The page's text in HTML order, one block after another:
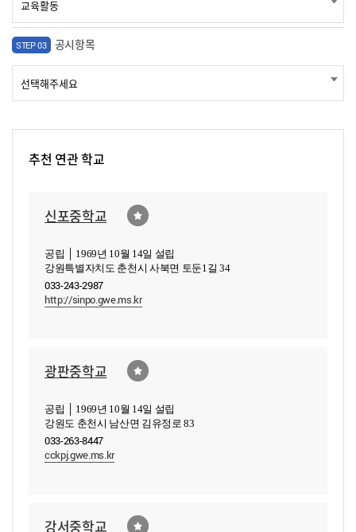
STEP 03 공시항목
추천 연관 학교
신포중학교
공립 │ 1969년 10월 14일 설립
강원특별자치도 춘천시 사북면 토둔1길 34
033-243-2987
http://sinpo.gwe.ms.kr
광판중학교
공립 │ 1969년 10월 14일 설립
강원도 춘천시 남산면 김유정로 83
033-263-8447
cckpj.gwe.ms.kr
강서중학교